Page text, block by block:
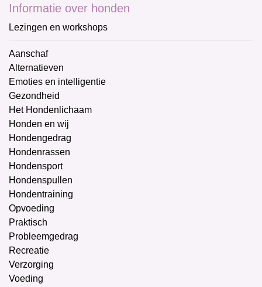
Informatie over honden
Lezingen en workshops
Aanschaf
Alternatieven
Emoties en intelligentie
Gezondheid
Het Hondenlichaam
Honden en wij
Hondengedrag
Hondenrassen
Hondensport
Hondenspullen
Hondentraining
Opvoeding
Praktisch
Probleemgedrag
Recreatie
Verzorging
Voeding